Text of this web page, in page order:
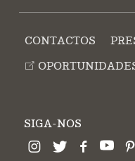
CONTACTOS
SIGA-NOS